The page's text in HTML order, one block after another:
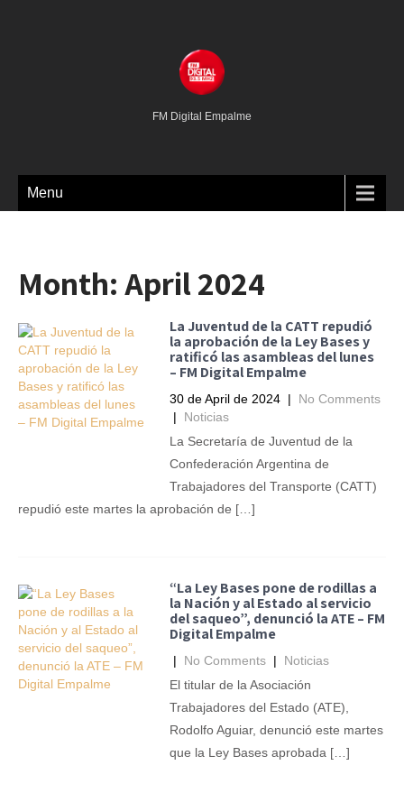
FM Digital Empalme
Menu
Month:April 2024
La Juventud de la CATT repudió
la aprobación de la Ley Bases y
ratificó las asambleas del lunes
– FM Digital Empalme
30 de April de 2024 | No Comments
| Noticias
La Secretaría de Juventud de la
Confederación Argentina de
Trabajadores del Transporte (CATT)
repudió este martes la aprobación de […]
“La Ley Bases pone de rodillas a
la Nación y al Estado al servicio
del saqueo”, denunció la ATE – FM
Digital Empalme
| No Comments | Noticias
El titular de la Asociación
Trabajadores del Estado (ATE),
Rodolfo Aguiar, denunció este martes
que la Ley Bases aprobada […]